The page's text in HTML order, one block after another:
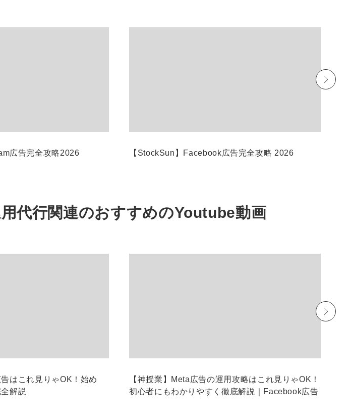
広告完全攻略2026 【StockSun】Facebook広告完全攻略 2026
代行関連のおすすめのYoutube動画
はこれ見りゃOK！始め
解説
【神授業】Meta広告の運用攻略はこれ見りゃOK！
初心者にもわかりやすく徹底解説｜Facebook広告